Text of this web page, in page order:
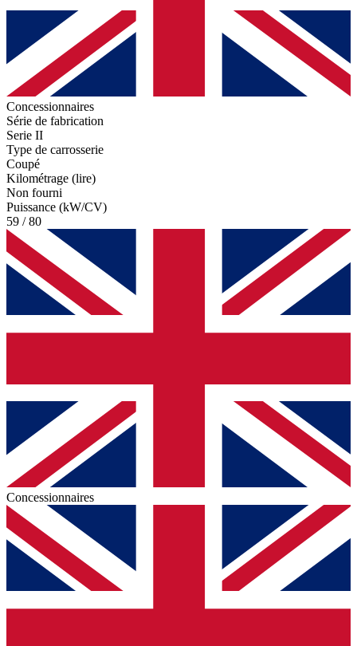
Concessionnaires
Série de fabrication
Serie II
Type de carrosserie
Coupé
Kilométrage (lire)
Non fourni
Puissance (kW/CV)
59 / 80
Concessionnaires